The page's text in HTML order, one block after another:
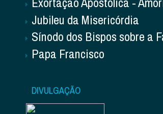
Jubileu da Misericórdia
Sínodo dos Bispos sobre a
Papa Francisco
DIVULGAÇÃO